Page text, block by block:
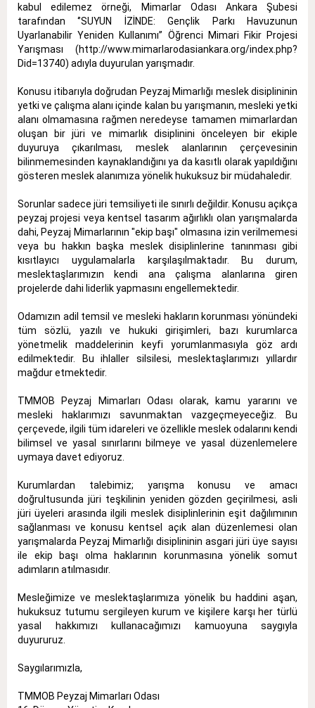
kabul edilemez örneği, Mimarlar Odası Ankara Şubesi
tarafından ‘’SUYUN İZİNDE: Gençlik Parkı Havuzunun
Uyarlanabilir Yeniden Kullanımı’’ Öğrenci Mimari Fikir Projesi
Yarışması (http://www.mimarlarodasiankara.org/index.php?
Did=13740) adıyla duyurulan yarışmadır.
Konusu itibarıyla doğrudan Peyzaj Mimarlığı meslek disiplininin
yetki ve çalışma alanı içinde kalan bu yarışmanın, mesleki yetki
alanı olmamasına rağmen neredeyse tamamen mimarlardan
oluşan bir jüri ve mimarlık disiplinini önceleyen bir ekiple
duyuruya çıkarılması, meslek alanlarının çerçevesinin
bilinmemesinden kaynaklandığını ya da kasıtlı olarak yapıldığını
gösteren meslek alanımıza yönelik hukuksuz bir müdahaledir.
Sorunlar sadece jüri temsiliyeti ile sınırlı değildir. Konusu açıkça
peyzaj projesi veya kentsel tasarım ağırlıklı olan yarışmalarda
dahi, Peyzaj Mimarlarının "ekip başı" olmasına izin verilmemesi
veya bu hakkın başka meslek disiplinlerine tanınması gibi
kısıtlayıcı uygulamalarla karşılaşılmaktadır.
Bu durum,
meslektaşlarımızın kendi ana çalışma alanlarına giren
projelerde dahi liderlik yapmasını engellemektedir.
Odamızın adil temsil ve mesleki hakların korunması yönündeki
tüm sözlü, yazılı ve hukuki girişimleri, bazı kurumlarca
yönetmelik maddelerinin keyfi yorumlanmasıyla göz ardı
edilmektedir.
Bu ihlaller silsilesi, meslektaşlarımızı yıllardır
mağdur etmektedir.
TMMOB Peyzaj Mimarları Odası olarak, kamu yararını ve
mesleki haklarımızı savunmaktan vazgeçmeyeceğiz. Bu
çerçevede, ilgili tüm idareleri ve özellikle meslek odalarını kendi
bilimsel ve yasal sınırlarını bilmeye ve yasal düzenlemelere
uymaya davet ediyoruz.
Kurumlardan talebimiz; yarışma konusu ve amacı
doğrultusunda jüri teşkilinin yeniden gözden geçirilmesi, asli
jüri üyeleri arasında ilgili meslek disiplinlerinin eşit dağılımının
sağlanmasıve konusu kentsel açık alan düzenlemesi olan
yarışmalarda Peyzaj Mimarlığı disiplininin asgari jüri üye sayısı
ile ekip başı olma haklarının korunmasına yönelik somut
adımların atılmasıdır.
Mesleğimize ve meslektaşlarımıza yönelik bu haddini aşan,
hukuksuz tutumu sergileyen kurum ve kişilere karşı her türlü
yasal hakkımızı kullanacağımızı kamuoyuna saygıyla
duyururuz.
Saygılarımızla,
TMMOB Peyzaj Mimarları Odası